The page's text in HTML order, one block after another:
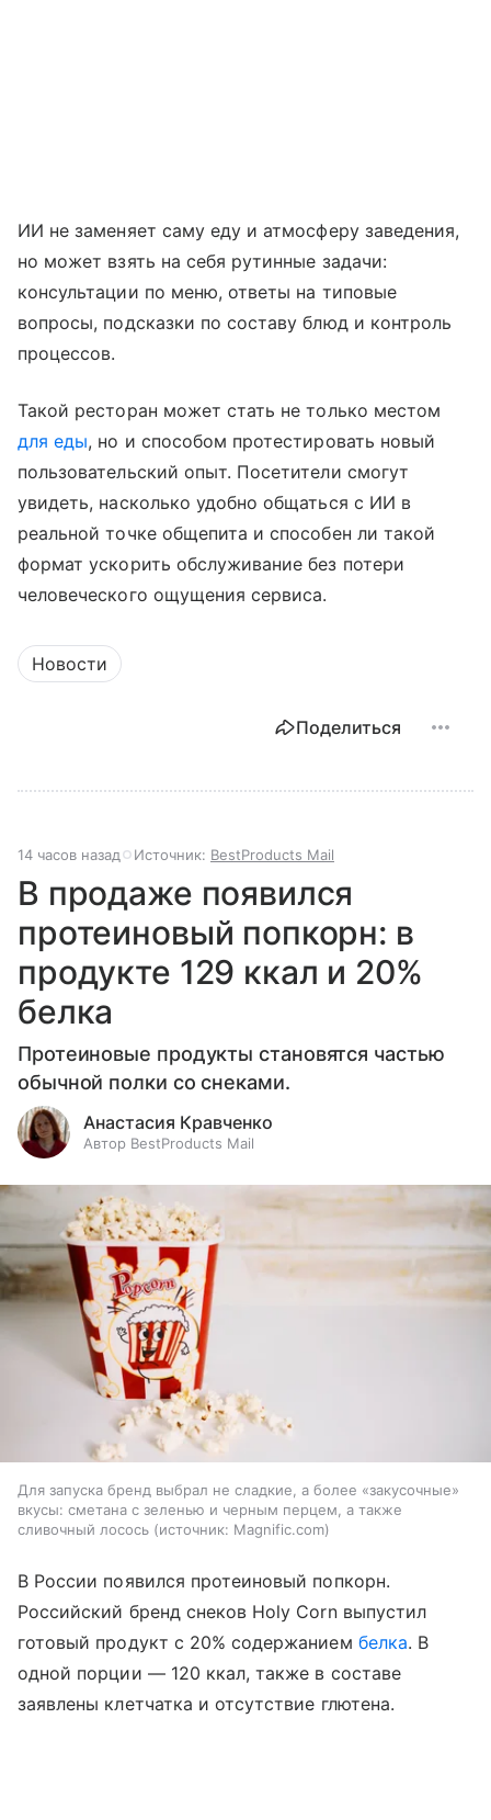
ИИ не заменяет саму еду и атмосферу заведения,
но может взять на себя рутинные задачи:
консультации по меню, ответы на типовые
вопросы, подсказки по составу блюд и контроль
процессов.
Такой ресторан может стать не только местом
для еды, но и способом протестировать новый
пользовательский опыт. Посетители смогут
увидеть, насколько удобно общаться с ИИ в
реальной точке общепита и способен ли такой
формат ускорить обслуживание без потери
человеческого ощущения сервиса.
Новости
Поделиться
14 часов назад Источник: BestProducts Mail
В продаже появился
протеиновый попкорн: в
продукте 129 ккал и 20%
белка
Протеиновые продукты становятся частью
обычной полки со снеками.
Анастасия Кравченко
Автор BestProducts Mail
Для запуска бренд выбрал не сладкие, а более «закусочные»
вкусы: сметана с зеленью и черным перцем, а также
сливочный лосось
источник: Magnific.com
В России появился протеиновый попкорн.
Российский бренд снеков Holy Corn выпустил
готовый продукт с 20% содержанием белка. В
одной порции — 120 ккал, также в составе
заявлены клетчатка и отсутствие глютена.